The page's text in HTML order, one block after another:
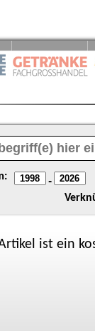
-
ist ein